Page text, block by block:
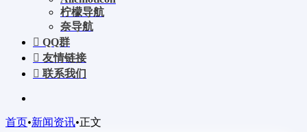
柠檬导航
奈导航
QQ群
友情链接
联系我们
首页•新闻资讯•正文